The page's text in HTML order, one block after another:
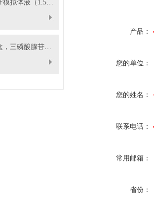
信帆生物供应：SBF模拟体液（1.5X，无菌）
ATP含量检测试剂盒，三磷酸腺苷测试盒供应
产品：
您的单位：
您的姓名：
联系电话：
常用邮箱：
省份：